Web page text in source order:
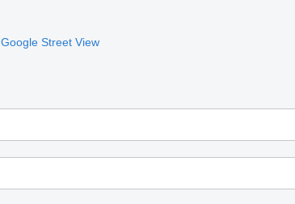
Google Street View